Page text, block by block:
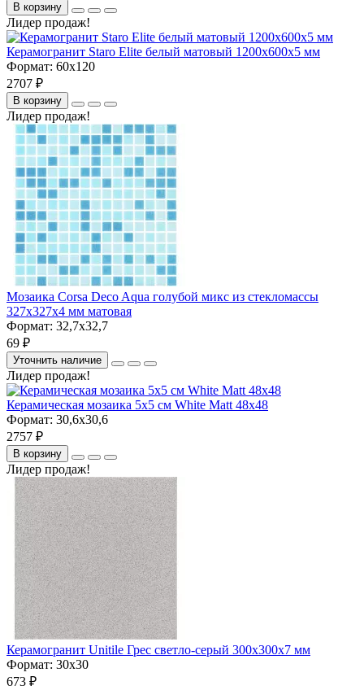
В корзину
Лидер продаж!
Керамогранит Staro Elite белый матовый 1200х600х5 мм
Формат: 60x120
2707 ₽
В корзину
Лидер продаж!
Мозаика Corsa Deco Aqua голубой микс из стекломассы
327х327х4 мм матовая
Формат: 32,7x32,7
69 ₽
Уточнить наличие
Лидер продаж!
Керамическая мозаика 5x5 см White Matt 48x48
Формат: 30,6x30,6
2757 ₽
В корзину
Лидер продаж!
Керамогранит Unitile Грес светло-серый 300х300х7 мм
Формат: 30x30
673 ₽